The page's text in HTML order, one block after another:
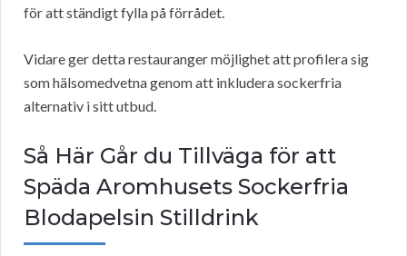
för att ständigt fylla på förrådet.
Vidare ger detta restauranger möjlighet att profilera sig
som hälsomedvetna genom att inkludera sockerfria
alternativ i sitt utbud.
Så Här Går du Tillväga för att
Späda Aromhusets Sockerfria
Blodapelsin Stilldrink